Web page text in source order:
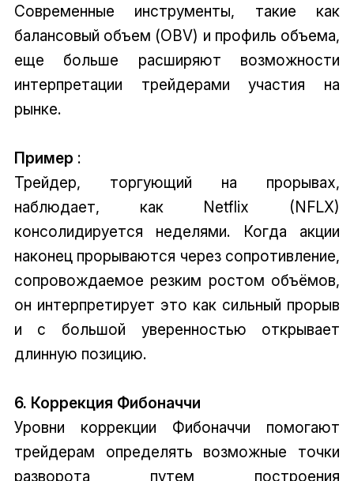
Современные инструменты, такие как
балансовый объем (OBV) и профиль объема,
еще больше расширяют возможности
интерпретации трейдерами участия на
рынке.
Пример :
Трейдер, торгующий на прорывах,
наблюдает, как Netflix (NFLX)
консолидируется неделями. Когда акции
наконец прорываются через сопротивление,
сопровождаемое резким ростом объёмов,
он интерпретирует это как сильный прорыв
и с большой уверенностью открывает
длинную позицию.
6. Коррекция Фибоначчи
Уровни коррекции Фибоначчи помогают
трейдерам определять возможные точки
разворота путем построения